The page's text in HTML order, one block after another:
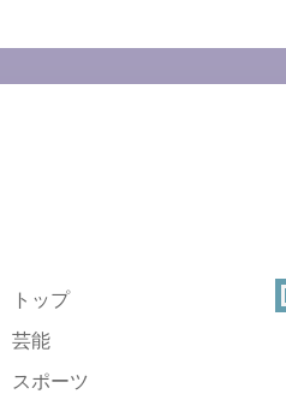
トップ
芸能
スポーツ